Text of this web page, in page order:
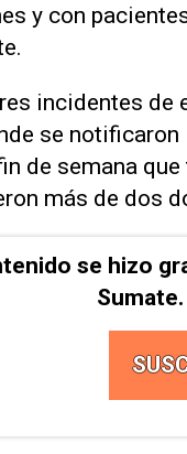
y con
incidentes de
se
de semana
más de dos
se hizo